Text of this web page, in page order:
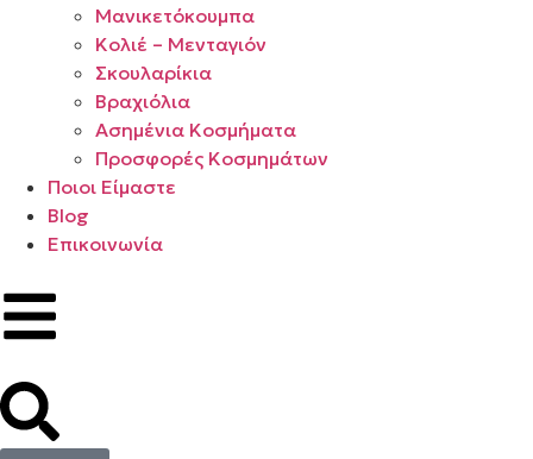
Μανικετόκουμπα
Κολιέ – Μενταγιόν
Σκουλαρίκια
Βραχιόλια
Ασημένια Κοσμήματα
Προσφορές Κοσμημάτων
Ποιοι Είμαστε
Blog
Επικοινωνία